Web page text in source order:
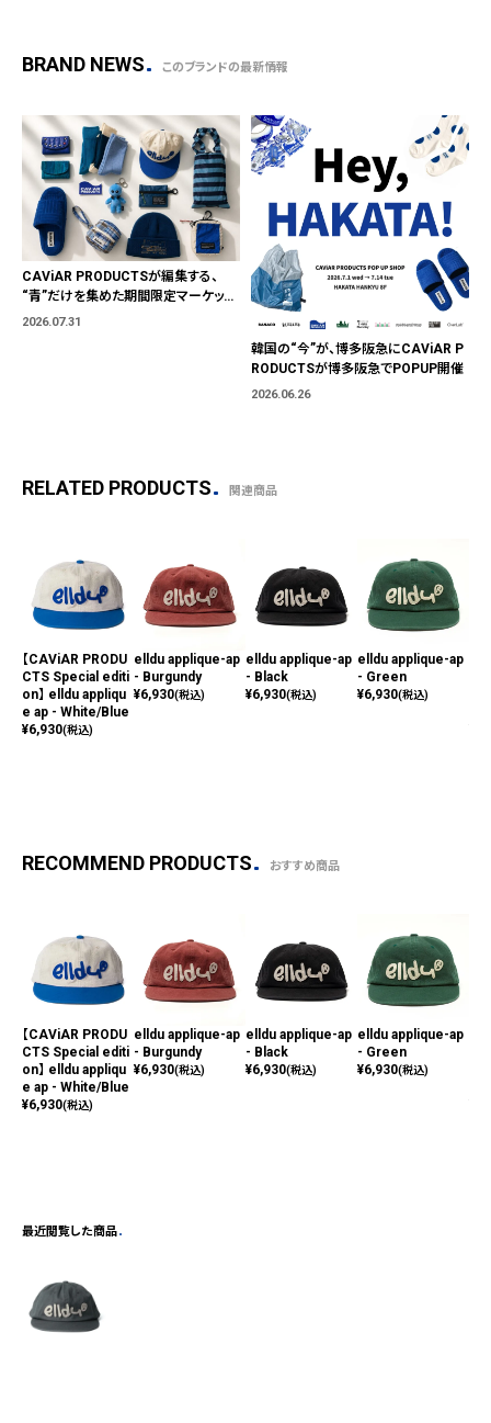
BRAND NEWS このブランドの最新情報
CAViAR PRODUCTSが編集する、
“青”だけを集めた期間限定マーケット
「BLUE MARKET」が横浜に。ブランド
2026.07.31
韓国の“今”が、博多阪急にCAViAR P
RODUCTSが博多阪急でPOPUP開催
2026.06.26
RELATED PRODUCTS 関連商品
【CAViAR PRODU
CTS Special editi
on】 elldu appliqu
e ap - White/Blue
¥6,930(税込)
elldu applique-ap
- Burgundy
¥6,930(税込)
elldu applique-ap
- Black
¥6,930(税込)
elldu applique-ap
- Green
¥6,930(税込)
RECOMMEND PRODUCTS おすすめ商品
【CAViAR PRODU
CTS Special editi
on】 elldu appliqu
e ap - White/Blue
¥6,930(税込)
elldu applique-ap
- Burgundy
¥6,930(税込)
elldu applique-ap
- Black
¥6,930(税込)
elldu applique-ap
- Green
¥6,930(税込)
最近閲覧した商品